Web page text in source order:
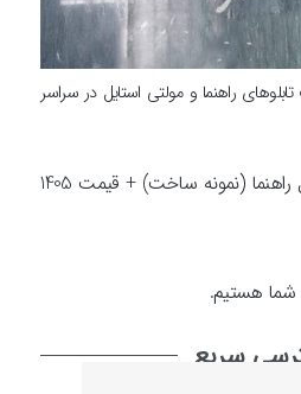
راهنما و مولتی استایل در سراسر
راهنما(
نمونه ساخت) + قیمت 1405
شما هستیم.
سریع